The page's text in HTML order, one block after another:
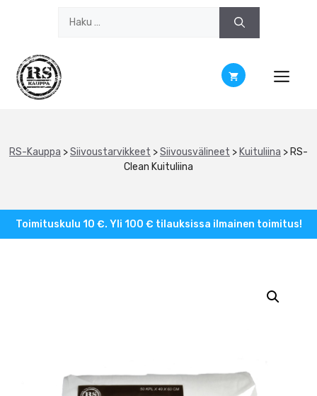
RS-Kauppa >Siivoustarvikkeet >Siivousvälineet > Kuituliina > RS-
Clean Kuituliina
Toimituskulu 10 €. Yli 100 € tilauksissa ilmainen toimitus!